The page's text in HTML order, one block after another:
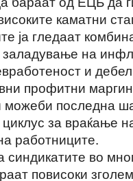
каматни
ја гледаат
на
и
профитни
можеби последна
за враќање
работниците.
синдикатите во
повисоки